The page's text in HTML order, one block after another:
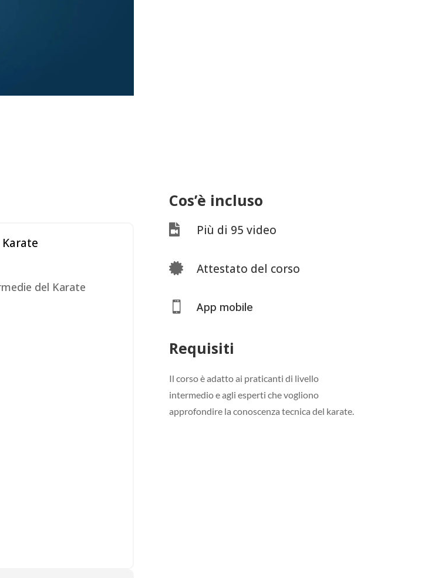
del Karate
Cos’è incluso
 Più di 95 video
 Attestato del corso
 App mobile
Requisiti
Il corso è adatto ai praticanti di livello
intermedio e agli esperti che vogliono
approfondire la conoscenza tecnica del karate.